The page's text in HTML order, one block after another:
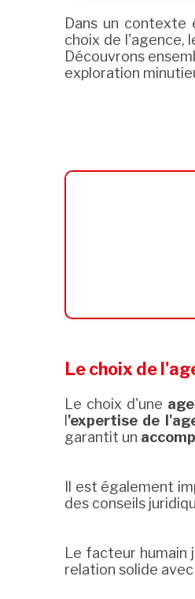
Dans un contexte
choix de l'agence,
Découvrons
exploration
Le choix de
Le choix d'une
'expertise de
garantit un
Il est également
des conseils
Le facteur humain
relation solide